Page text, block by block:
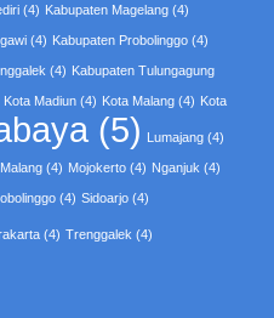
(4) Kabupaten Magelang (4)
(4) Kabupaten Probolinggo (4)
(4) Kabupaten Tulungagung
Kota Madiun (4) Kota Malang (4) Kota
(5) Lumajang (4)
Malang (4) Mojokerto (4) Nganjuk (4)
(4) Sidoarjo (4)
(4) Trenggalek (4)